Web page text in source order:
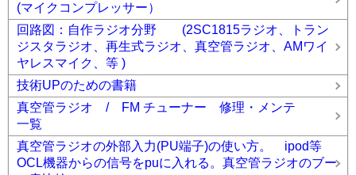
(マイクコンプレッサー）
回路図：自作ラジオ分野 (2SC1815ラジオ、トラン
ジスタラジオ、再生式ラジオ、真空管ラジオ、AMワイ
ヤレスマイク、等 )
技術UPのための書籍
真空管ラジオ / FM チューナー 修理・メンテ
一覧
真空管ラジオの外部入力(PU端子)の使い方。 ipod等
OCL機器からの信号をpuに入れる。真空管ラジオのブー